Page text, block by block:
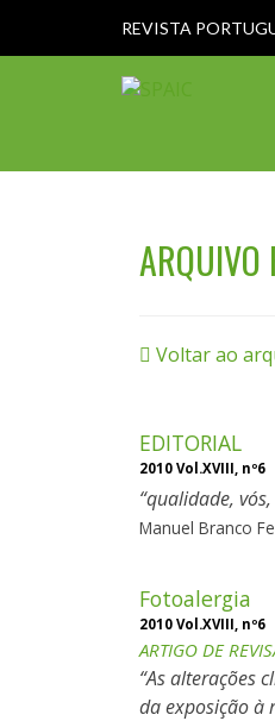
REVISTA
ARQUIVO
Voltar ao
EDITORIAL
2010 Vol.XVIII, nº6
qualidade,
Manuel Branco
Fotoalergia
2010 Vol.XVIII, nº6
ARTIGO DE
As alterações
da exposição à